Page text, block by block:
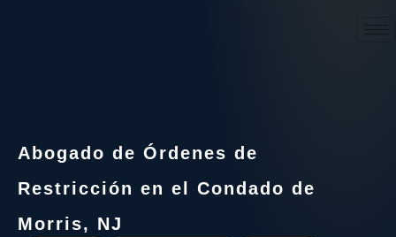
Abogado de Órdenes de
Restricción en el Condado de
Morris, NJ